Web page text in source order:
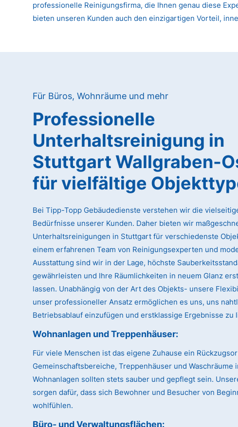
professionelle Reinigungsfirma, die Ihnen genau diese
bieten unseren Kunden auch den einzigartigen Vorteil,
Für Büros, Wohnräume und mehr
Professionelle
Unterhaltsreinigung in
Stuttgart Wallgraben-
für vielfältige
Bei Tipp-Topp Gebäudedienste verstehen wir die
Bedürfnisse unserer Kunden. Daher bieten wir
Unterhaltsreinigungen in Stuttgart für verschiedenste
einem erfahrenen Team von Reinigungsexperten und
Ausstattung sind wir in der Lage, höchste
gewährleisten und Ihre Räumlichkeiten in neuem Glanz
lassen. Unabhängig von der Art des Objekts- unsere
unser professioneller Ansatz ermöglichen es uns, uns
Betriebsablauf einzufügen und erstklassige Ergebnisse zu
Wohnanlagen und Treppenhäuser:
Für viele Menschen ist das eigene Zuhause ein
Gemeinschaftsbereiche, Treppenhäuser und Waschräume
Wohnanlagen sollten stets sauber und gepflegt sein.
sorgen dafür, dass sich Bewohner und Besucher von
wohlfühlen.
Büro- und Verwaltungsflächen: